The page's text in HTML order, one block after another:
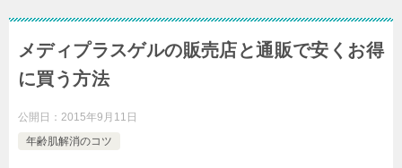
メディプラスゲルの販売店と通販で安くお得
に買う方法
公開日： 2015年9月11日
年齢肌解消のコツ